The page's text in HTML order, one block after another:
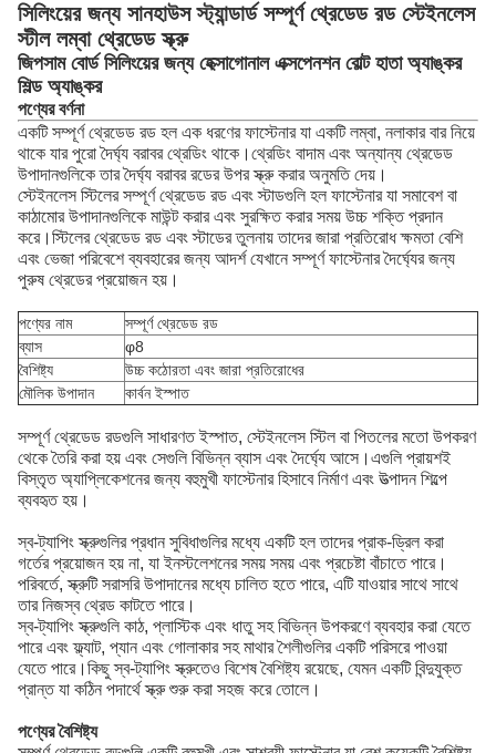
সিলিংয়ের জন্য সানহাউস স্ট্যান্ডার্ড সম্পূর্ণ থ্রেডেড রড স্টেইনলেস
স্টীল লম্বা থ্রেডেড স্ক্রু
জিপসাম বোর্ড সিলিংয়ের জন্য হেক্সাগোনাল এক্সপেনশন বোল্ট হাতা অ্যাঙ্কর
শিল্ড অ্যাঙ্কর
পণ্যের বর্ণনা
একটি সম্পূর্ণ থ্রেডেড রড হল এক ধরণের ফাস্টেনার যা একটি লম্বা, নলাকার বার নিয়ে
থাকে যার পুরো দৈর্ঘ্য বরাবর থ্রেডিং থাকে।থ্রেডিং বাদাম এবং অন্যান্য থ্রেডেড
উপাদানগুলিকে তার দৈর্ঘ্য বরাবর রডের উপর স্ক্রু করার অনুমতি দেয়।
স্টেইনলেস স্টিলের সম্পূর্ণ থ্রেডেড রড এবং স্টাডগুলি হল ফাস্টেনার যা সমাবেশ বা
কাঠামোর উপাদানগুলিকে মাউন্ট করার এবং সুরক্ষিত করার সময় উচ্চ শক্তি প্রদান
করে।স্টিলের থ্রেডেড রড এবং স্টাডের তুলনায় তাদের জারা প্রতিরোধ ক্ষমতা বেশি
এবং ভেজা পরিবেশে ব্যবহারের জন্য আদর্শ যেখানে সম্পূর্ণ ফাস্টেনার দৈর্ঘ্যের জন্য
পুরুষ থ্রেডের প্রয়োজন হয়।
পণ্যের নাম
সম্পূর্ণ থ্রেডেড রড
ব্যাস
φ8
বৈশিষ্ট্য
উচ্চ কঠোরতা এবং জারা প্রতিরোধের
মৌলিক উপাদান
কার্বন ইস্পাত
সম্পূর্ণ থ্রেডেড রডগুলি সাধারণত ইস্পাত, স্টেইনলেস স্টিল বা পিতলের মতো উপকরণ
থেকে তৈরি করা হয় এবং সেগুলি বিভিন্ন ব্যাস এবং দৈর্ঘ্যে আসে।এগুলি প্রায়শই
বিস্তৃত অ্যাপ্লিকেশনের জন্য বহুমুখী ফাস্টেনার হিসাবে নির্মাণ এবং উত্পাদন শিল্পে
ব্যবহৃত হয়।
স্ব-ট্যাপিং স্ক্রুগুলির প্রধান সুবিধাগুলির মধ্যে একটি হল তাদের প্রাক-ড্রিল করা
গর্তের প্রয়োজন হয় না, যা ইনস্টলেশনের সময় সময় এবং প্রচেষ্টা বাঁচাতে পারে।
পরিবর্তে, স্ক্রুটি সরাসরি উপাদানের মধ্যে চালিত হতে পারে, এটি যাওয়ার সাথে সাথে
তার নিজস্ব থ্রেড কাটতে পারে।
স্ব-ট্যাপিং স্ক্রুগুলি কাঠ, প্লাস্টিক এবং ধাতু সহ বিভিন্ন উপকরণে ব্যবহার করা যেতে
পারে এবং ফ্ল্যাট, প্যান এবং গোলাকার সহ মাথার শৈলীগুলির একটি পরিসরে পাওয়া
যেতে পারে।কিছু স্ব-ট্যাপিং স্ক্রুতেও বিশেষ বৈশিষ্ট্য রয়েছে, যেমন একটি বিন্দুযুক্ত
প্রান্ত যা কঠিন পদার্থে স্ক্রু শুরু করা সহজ করে তোলে।
পণ্যের বৈশিষ্ট্য